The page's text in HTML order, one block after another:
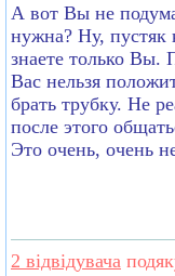
А вот Вы не
нужна? Ну, пустяк
знаете только Вы.
Вас нельзя
брать трубку. Не
после этого
Это очень, очень
2 відвідувача